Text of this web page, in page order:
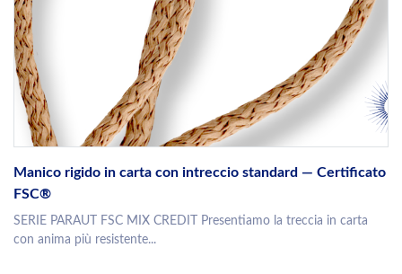
Manico rigido in carta con intreccio standard — Certificato
FSC®
SERIE PARAUT FSC MIX CREDIT Presentiamo la treccia in carta
con anima più resistente...